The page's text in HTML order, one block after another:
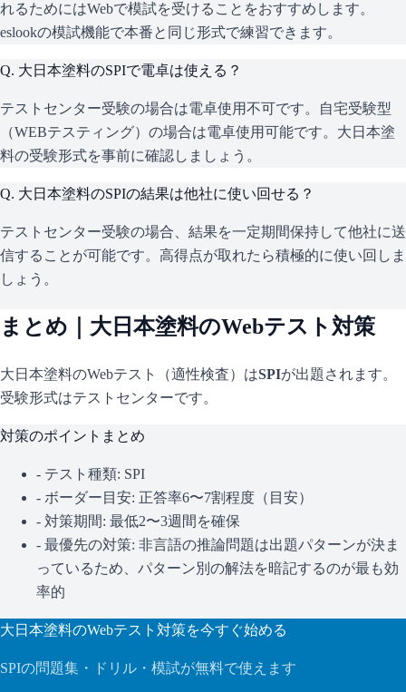
れるためにはWebで模試を受けることをおすすめします。
eslookの模試機能で本番と同じ形式で練習できます。
Q. 大日本塗料のSPIで電卓は使える？
テストセンター受験の場合は電卓使用不可です。自宅受験型
（WEBテスティング）の場合は電卓使用可能です。大日本塗
料の受験形式を事前に確認しましょう。
Q. 大日本塗料のSPIの結果は他社に使い回せる？
テストセンター受験の場合、結果を一定期間保持して他社に送
信することが可能です。高得点が取れたら積極的に使い回しま
しょう。
まとめ｜ 大日本塗料のWebテスト対策
大日本塗料のWebテスト（適性検査）はSPIが出題されます。
受験形式はテストセンターです。
対策のポイントまとめ
- テスト種類: SPI
- ボーダー目安: 正答率6〜7割程度（目安）
- 対策期間: 最低2〜3週間を確保
- 最優先の対策: 非言語の推論問題は出題パターンが決ま
っているため、パターン別の解法を暗記するのが最も効
率的
大日本塗料のWebテスト対策を今すぐ始める
SPIの問題集・ドリル・模試が無料で使えます